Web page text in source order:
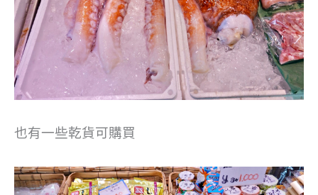
也有一些乾貨可購買